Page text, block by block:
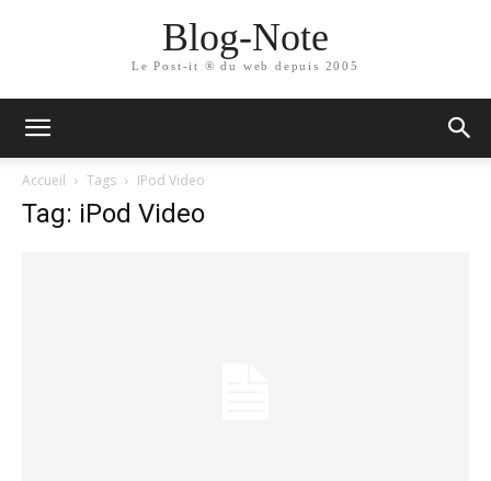
Blog-Note
Le Post-it ® du web depuis 2005
Accueil Tags IPod Video
Tag: iPod Video